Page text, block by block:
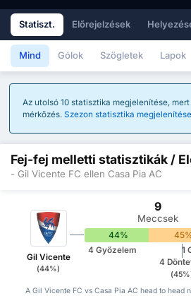
Statiszt. Előrejelzések
Mind Gólok Szögletek Lapok
Az utolsó 10 statisztika megjelenítése,
mérkőzés. Szezon statisztika megjelenítése
Fej-fej melletti statisztikák /
- Gil Vicente FC ellen Casa Pia AC
Gil Vicente
(44%)
9
Meccsek
44%
4 Győzelem
4
1
A Gil Vicente FC vs Casa Pia AC head to head